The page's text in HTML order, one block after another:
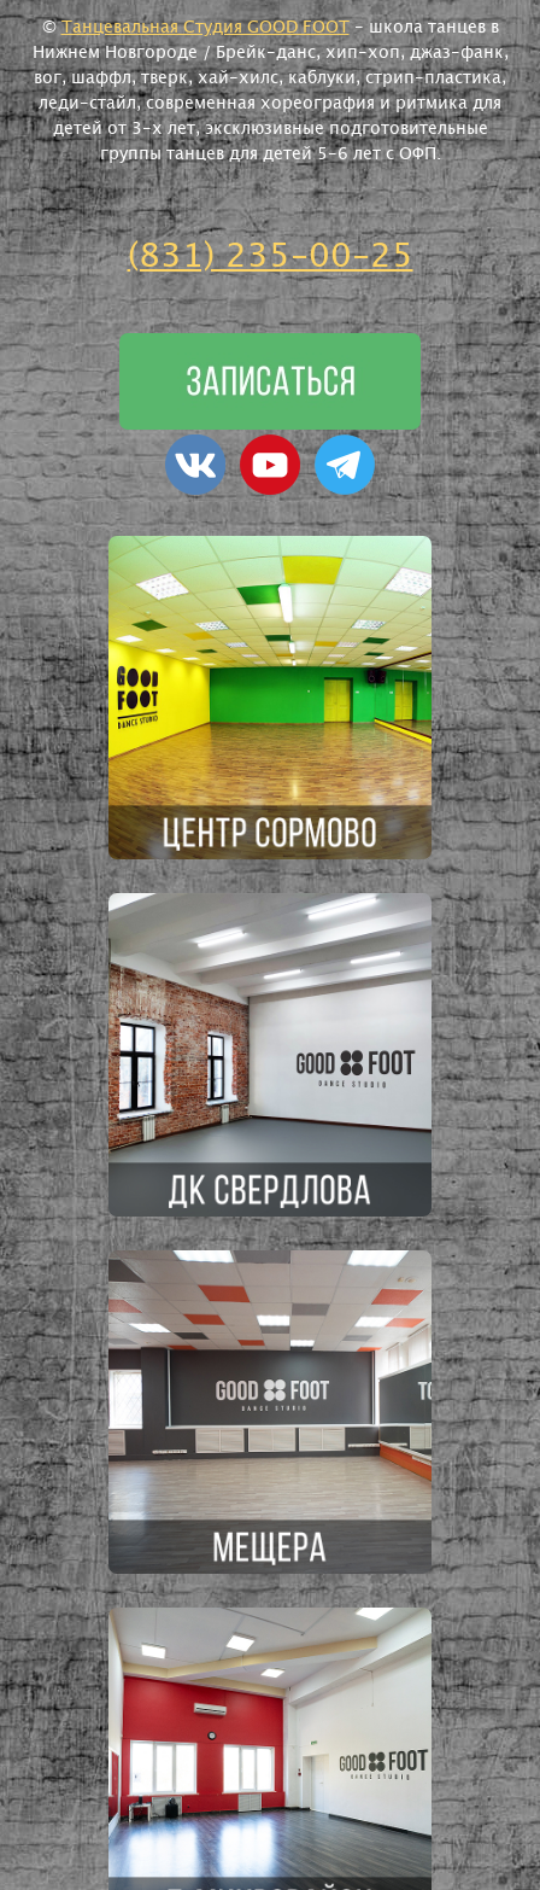
©Танцевальная Студия GOOD FOOT- школа танцев в
Нижнем Новгороде / Брейк-данс, хип-хоп, джаз-фанк,
вог, шаффл, тверк, хай-хилс, каблуки, стрип-пластика,
леди-стайл, современная хореография и ритмика для
детей от 3-х лет, эксклюзивные подготовительные
группы танцев для детей 5-6 лет с ОФП.
(831) 235-00-25